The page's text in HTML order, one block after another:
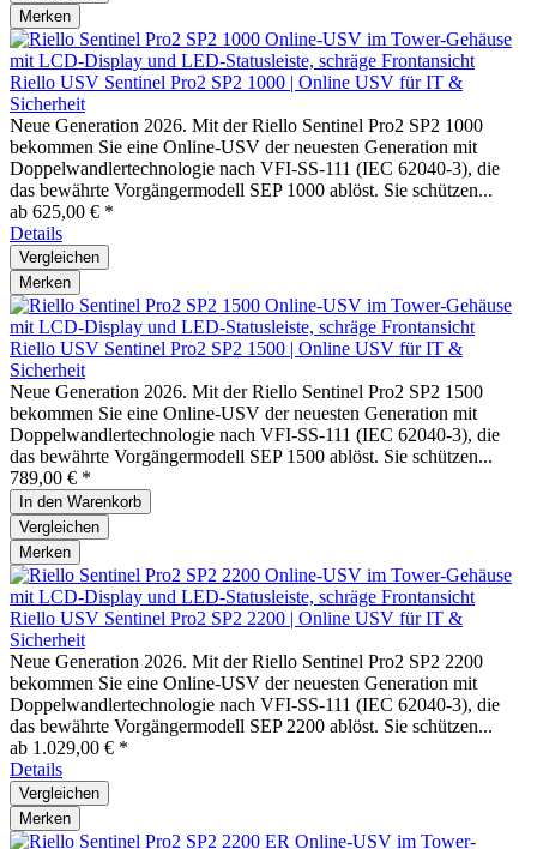
Merken
Riello USV Sentinel Pro2 SP2 1000 | Online USV für IT &
Sicherheit
Neue Generation 2026. Mit der Riello Sentinel Pro2 SP2 1000
bekommen Sie eine Online-USV der neuesten Generation mit
Doppelwandlertechnologie nach VFI-SS-111 (IEC 62040-3), die
das bewährte Vorgängermodell SEP 1000 ablöst. Sie schützen...
ab 625,00 € *
Details
Vergleichen
Merken
Riello USV Sentinel Pro2 SP2 1500 | Online USV für IT &
Sicherheit
Neue Generation 2026. Mit der Riello Sentinel Pro2 SP2 1500
bekommen Sie eine Online-USV der neuesten Generation mit
Doppelwandlertechnologie nach VFI-SS-111 (IEC 62040-3), die
das bewährte Vorgängermodell SEP 1500 ablöst. Sie schützen...
789,00 € *
In den Warenkorb
Vergleichen
Merken
Riello USV Sentinel Pro2 SP2 2200 | Online USV für IT &
Sicherheit
Neue Generation 2026. Mit der Riello Sentinel Pro2 SP2 2200
bekommen Sie eine Online-USV der neuesten Generation mit
Doppelwandlertechnologie nach VFI-SS-111 (IEC 62040-3), die
das bewährte Vorgängermodell SEP 2200 ablöst. Sie schützen...
ab 1.029,00 € *
Details
Vergleichen
Merken